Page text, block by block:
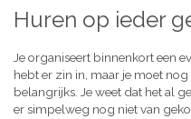
Huren op ieder
Je organiseert binnenkort een
hebt er zin in, maar je moet
belangrijks. Je weet dat het al
er simpelweg nog niet van